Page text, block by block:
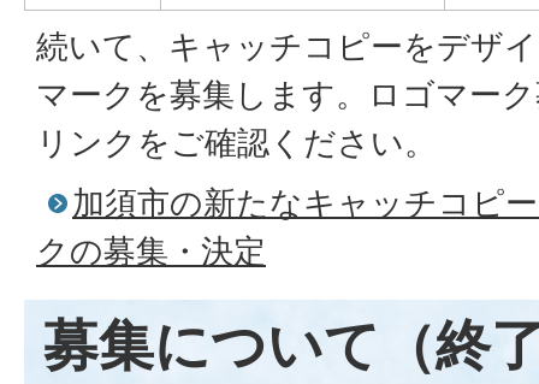
続いて、キャッチコピーをデザ
マークを募集します。ロゴマー
リンクをご確認ください。
加須市の新たなキャッチコピ
クの募集・決定
募集について（終